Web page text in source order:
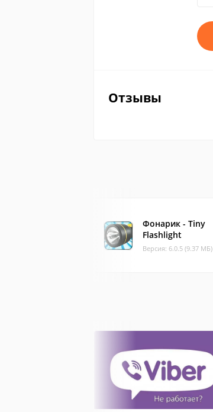
Отзывы
Фонарик - Tiny
Flashlight
Версия: 6.0.5 (9.37 МБ)